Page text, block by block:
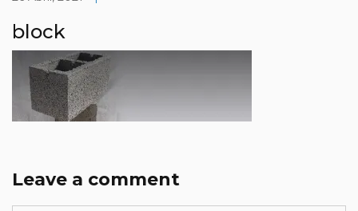
block
Leave a comment